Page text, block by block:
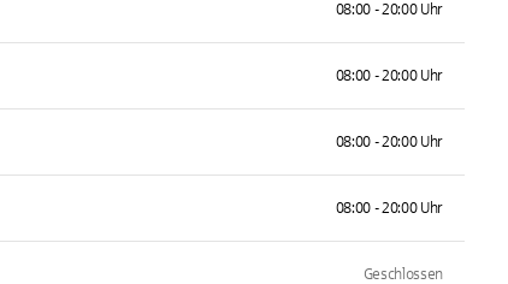
08:00 - 20:00 Uhr
08:00 - 20:00 Uhr
08:00 - 20:00 Uhr
08:00 - 20:00 Uhr
Geschlossen